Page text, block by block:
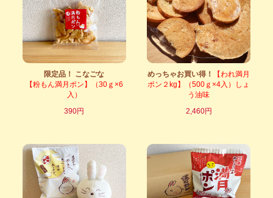
限定品！ こなごな
【粉もん満月ポン】（30ｇ×6
入）
390円
めっちゃお買い得！
【われ満月
ポン２kg】（500ｇ×4入）しょ
う油味
2,460円